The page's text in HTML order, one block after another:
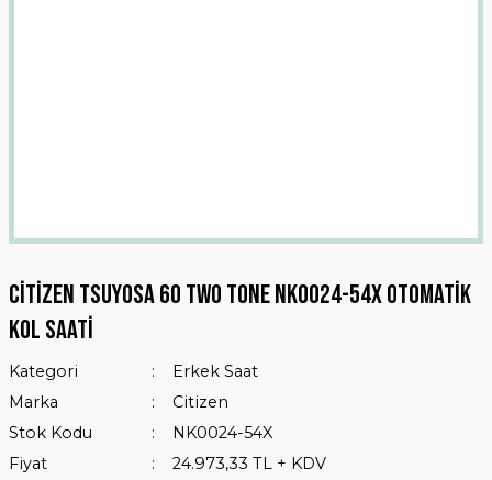
Citizen Tsuyosa 60 Two Tone NK0024-54X Otomatik
Kol Saati
Kategori
Erkek Saat
Marka
Citizen
Stok Kodu
NK0024-54X
Fiyat
24.973,33 TL + KDV